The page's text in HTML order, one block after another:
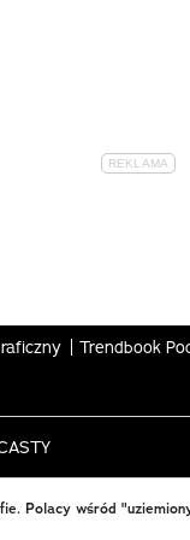
Trendbook
Polacy wśród